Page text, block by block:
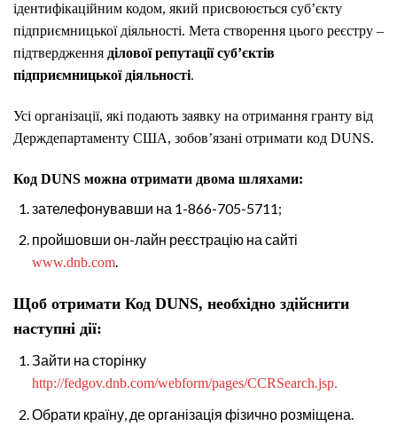
ідентифікаційним кодом, який присвоюється суб’єкту
підприємницької діяльності. Мета створення цього реєстру –
підтвердження ділової репутації суб’єктів
підприємницької діяльності.
Усі організації, які подають заявку на отримання гранту від
Держдепартаменту США, зобов’язані отримати код DUNS.
Код DUNS можна отримати двома шляхами:
зателефонувавши на 1-866-705-5711;
пройшовши он-лайн реєстрацію на сайті
www.dnb.com.
Щоб отримати Код DUNS, необхідно здійснити
наступні дії:
Зайти на сторінку
http://fedgov.dnb.com/webform/pages/CCRSearch.jsp.
Обрати країну, де організація фізично розміщена.